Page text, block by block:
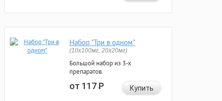
Набор "Три в одном"
(10x100мг, 20x20мг)
Большой набор из 3-х
препаратов.
от 117Р Купить